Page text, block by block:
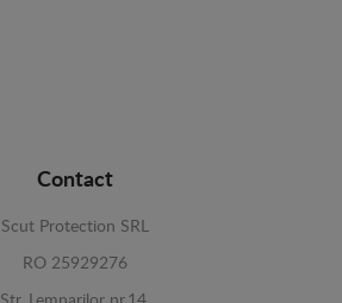
Contact
Scut Protection SRL
RO 25929276